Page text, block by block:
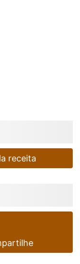
receita